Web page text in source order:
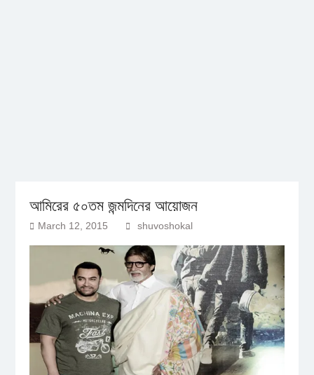
আমিরের ৫০তম জন্মদিনের আয়োজন
March 12, 2015 shuvoshokal